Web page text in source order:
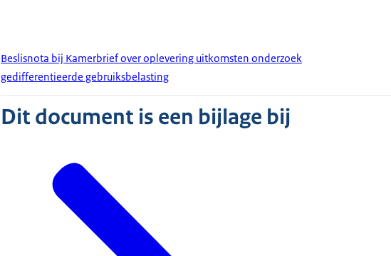
Beslisnota bij Kamerbrief over oplevering uitkomsten onderzoek
gedifferentieerde gebruiksbelasting
Dit document is een bijlage bij